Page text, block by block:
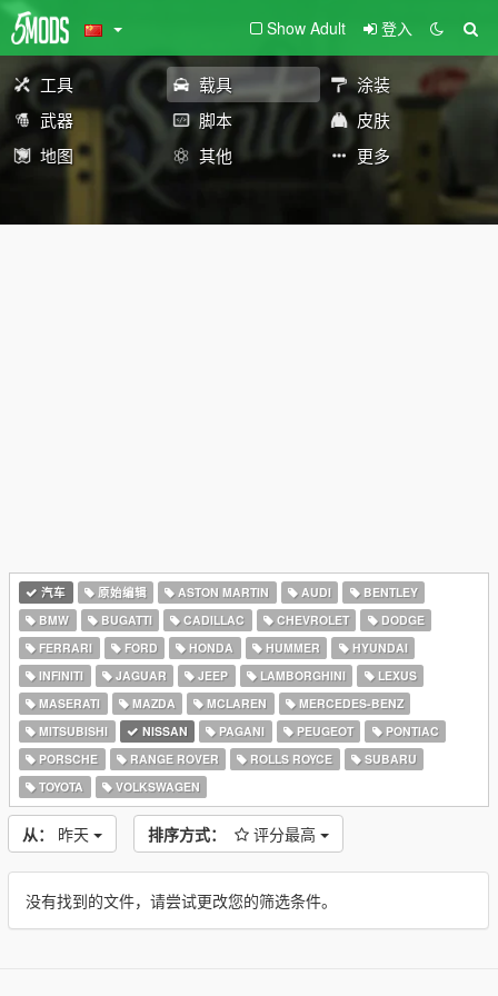
Show Adult 登入
工具 载具
涂装
武器
脚本
皮肤
地图
其他 更多
汽车 原始编辑 ASTON MARTIN AUDI
BENTLEY
BMW
BUGATTI CADILLAC CHEVROLET
DODGE
FERRARI
FORD HONDA HUMMER
HYUNDAI
INFINITI
JAGUAR JEEP LAMBORGHINI
LEXUS
MASERATI
MAZDA MCLAREN
MERCEDES-BENZ
MITSUBISHI
NISSAN PAGANI PEUGEOT
PONTIAC
PORSCHE
RANGE ROVER ROLLS ROYCE
SUBARU
TOYOTA
VOLKSWAGEN
从： 昨天 排序方式： 评分最高
没有找到的文件，请尝试更改您的筛选条件。